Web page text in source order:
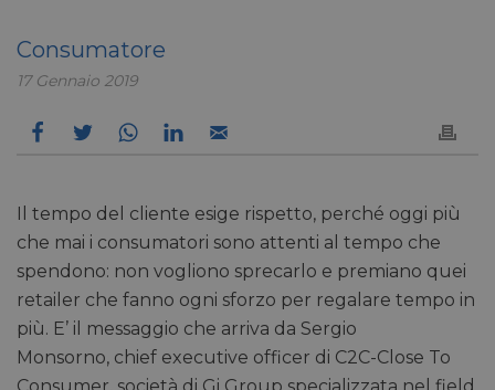
Consumatore
17 Gennaio 2019
Il tempo del cliente esige rispetto, perché oggi più
che mai i consumatori sono attenti al tempo che
spendono: non vogliono sprecarlo e premiano quei
retailer che fanno ogni sforzo per regalare tempo in
più. E’ il messaggio che arriva da Sergio
Monsorno, chief executive officer di C2C-Close To